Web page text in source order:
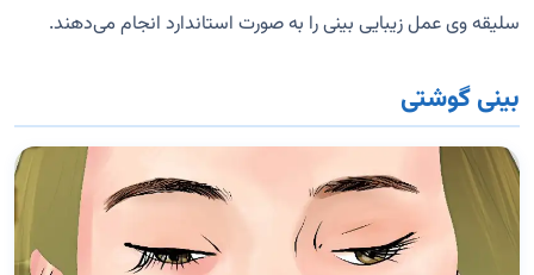
سلیقه وی عمل زیبایی بینی را به صورت استاندارد انجام می‌دهند.
بینی گوشتی